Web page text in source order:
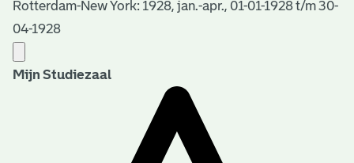
Rotterdam-New York: 1928, jan.-apr., 01-01-1928 t/m 30-
04-1928
Mijn Studiezaal